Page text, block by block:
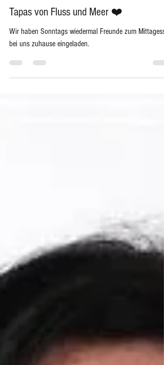
Hauptspeisen
Tapas von Fluss und Meer ❤️
bei uns zuhause eingeladen.